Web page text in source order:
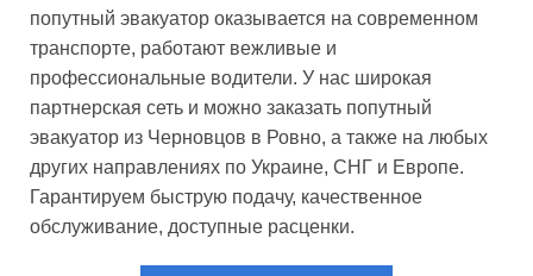
попутный эвакуатор оказывается на современном
транспорте, работают вежливые и
профессиональные водители. У нас широкая
партнерская сеть и можно заказать попутный
эвакуатор из Черновцов в Ровно, а также на любых
других направлениях по Украине, СНГ и Европе.
Гарантируем быструю подачу, качественное
обслуживание, доступные расценки.